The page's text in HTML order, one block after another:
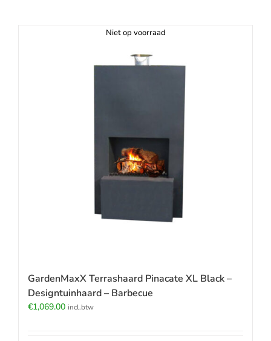
Niet op voorraad
GardenMaxX Terrashaard Pinacate XL Black –
Designtuinhaard – Barbecue
€1,069.00 incl.btw